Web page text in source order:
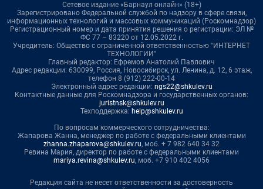
Сетевое издание «Барнаул онлайн» (18+)
Зарегистрировано Федеральной службой по надзору в сфере связи,
информационных технологий и массовых коммуникаций (Роскомнадзор)
Регистрационный номер и дата принятия решения о регистрации: ЭЛ №
ФС 77 – 83220 от 12.05.2022 г.
Учредитель: Общество с ограниченной ответственностью "ИНТЕРНЕТ
ТЕХНОЛОГИИ"
Главный редактор: Ефремов Анатолий Павлович
Адрес редакции: 630099, Россия, Новосибирск, ул. Ленина, д. 12, 6 этаж,
телефон 8 (912) 222-00-14
Электронный адрес редакции: ngs22@shkulev.ru
Контактные данные для Роскомнадзора и государственных органов:
juristnsk@shkulev.ru
Техподдержка: help@shkulev.ru
По вопросам коммерческого сотрудничества:
Жапарова Жанна, менеджер по работе с федеральными клиентами
zhanna.zhaparova@shkulev.ru, моб. + 7 982 640 34 32
Ревина Мария, директор по работе с федеральными клиентами
mariya.revina@shkulev.ru, моб. +7 910 402 4056
Редакция сайта не несет ответственности за достоверность